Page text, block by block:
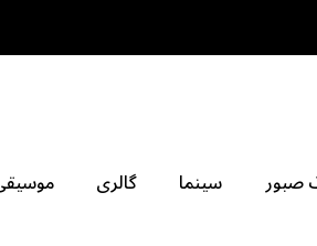
صبور سینما گالری